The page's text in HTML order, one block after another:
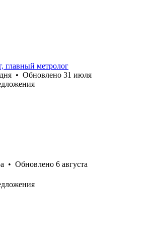
главный метролог
• Обновлено 31 июля
• Обновлено 6 августа